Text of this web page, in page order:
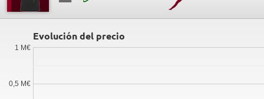
Evolución del precio
0,5 M€
1 M€